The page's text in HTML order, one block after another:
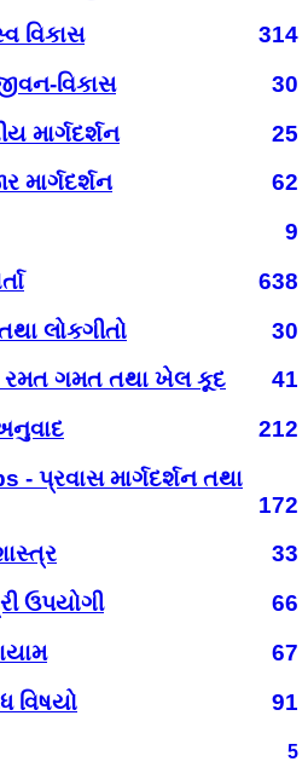
વિકાસ
314
વિકાસ
30
માર્ગદર્શન
25
માર્ગદર્શન
62
9
638
લોકગીતો
30
રમત ગમત તથા ખેલ કૂદ
41
212
- પ્રવાસ માર્ગદર્શન તથા
172
33
ઉપયોગી
66
67
વિષયો
91
5